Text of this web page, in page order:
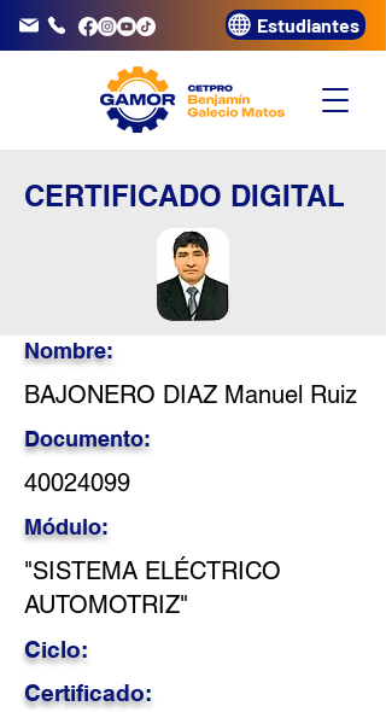
3320072 Estudiantes
CERTIFICADO DIGITAL
Nombre:
BAJONERO DIAZ Manuel Ruiz
Documento:
40024099
Módulo:
"SISTEMA ELÉCTRICO
AUTOMOTRIZ"
Ciclo:
Certificado: